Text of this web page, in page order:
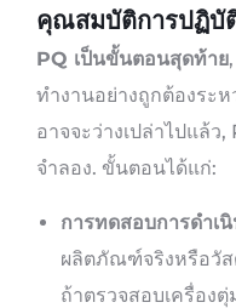
คุณสมบัติการปฏิบั
PQ เป็นขั้นตอนสุดท้าย
ทำงานอย่างถูกต้องระ
อาจจะว่างเปล่าไปแล้
จำลอง. ขั้นตอนได้แก่:
การทดสอบการดำเ
ผลิตภัณฑ์จริงหรือวัส
ถ้าตรวจสอบเครื่อง